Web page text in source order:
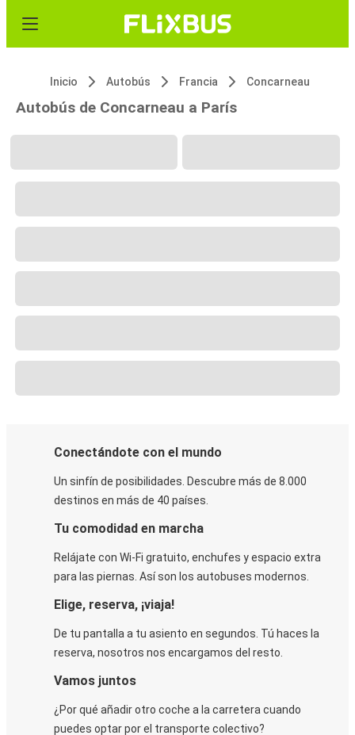
Inicio Autobús Francia Concarneau
Autobús de Concarneau a París
Conectándote con el mundo
Un sinfín de posibilidades. Descubre más de 8.000
destinos en más de 40 países.
Tu comodidad en marcha
Relájate con Wi-Fi gratuito, enchufes y espacio extra
para las piernas. Así son los autobuses modernos.
Elige, reserva, ¡viaja!
De tu pantalla a tu asiento en segundos. Tú haces la
reserva, nosotros nos encargamos del resto.
Vamos juntos
¿Por qué añadir otro coche a la carretera cuando
puedes optar por el transporte colectivo?